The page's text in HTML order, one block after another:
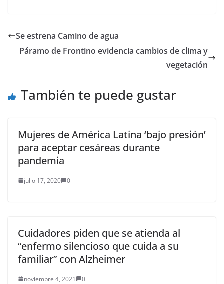
desplazamiento de
en…
Se estrena Camino de agua
Páramo de Frontino evidencia cambios de clima y
vegetación
También te puede gustar
Mujeres de América Latina ‘bajo presión’
para aceptar cesáreas durante
pandemia
julio 17, 2020 0
Cuidadores piden que se atienda al
“enfermo silencioso que cuida a su
familiar” con Alzheimer
noviembre 4, 2021 0